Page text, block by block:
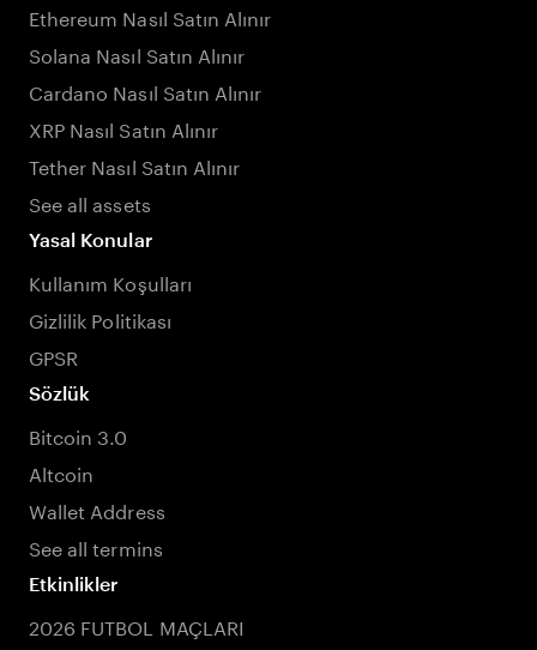
Ethereum Nasıl Satın Alınır
Solana Nasıl Satın Alınır
Cardano Nasıl Satın Alınır
XRP Nasıl Satın Alınır
Tether Nasıl Satın Alınır
See all assets
Yasal Konular
Kullanım Koşulları
Gizlilik Politikası
GPSR
Sözlük
Bitcoin 3.0
Altcoin
Wallet Address
See all termins
Etkinlikler
2026 FUTBOL MAÇLARI